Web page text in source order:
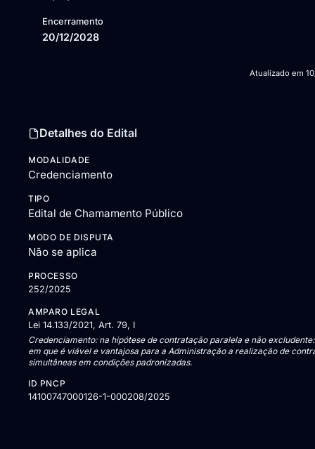
Encerramento
20/12/2028
Atualizado em
Detalhes do Edital
MODALIDADE
Credenciamento
TIPO
Edital de Chamamento Público
MODO DE DISPUTA
Não se aplica
PROCESSO
252/2025
AMPARO LEGAL
Lei 14.133/2021, Art. 79, I
Credenciamento: na hipótese de contratação paralela e não
em que é viável e vantajosa para a Administração a realização de
simultâneas em condições padronizadas.
ID PNCP
14100747000126-1-000208/2025